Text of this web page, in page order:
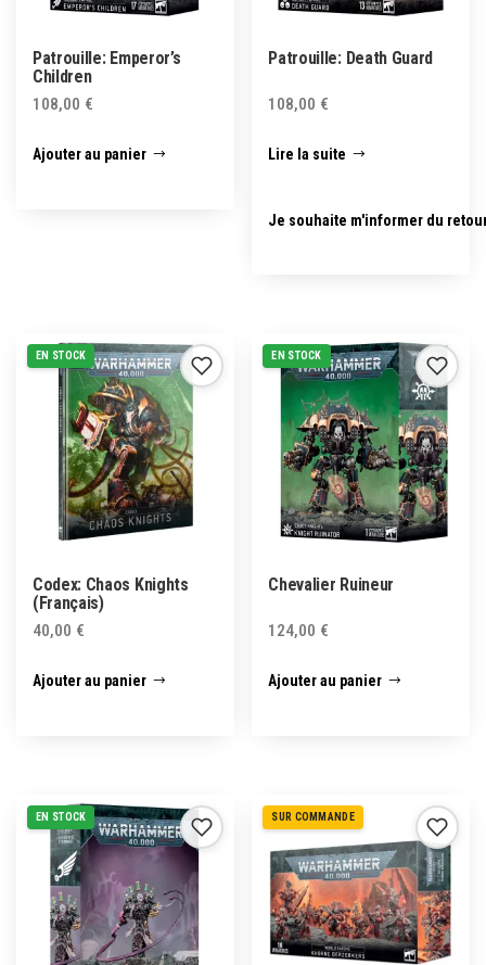
Patrouille: Emperor’s
Children
108,00 €
Ajouter au panier
Patrouille: Death Guard
108,00 €
Lire la suite
Je souhaite m'informer du
EN STOCK
Codex: Chaos Knights
(Français)
40,00 €
Ajouter au panier
EN STOCK
Chevalier Ruineur
124,00 €
Ajouter au panier
EN STOCK SUR COMMANDE